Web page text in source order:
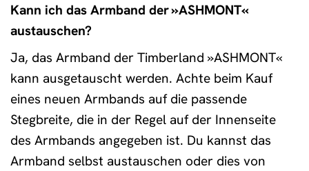
Kann ich das Armband der »ASHMONT«
austauschen?
Ja, das Armband der Timberland »ASHMONT«
kann ausgetauscht werden. Achte beim Kauf
eines neuen Armbands auf die passende
Stegbreite, die in der Regel auf der Innenseite
des Armbands angegeben ist. Du kannst das
Armband selbst austauschen oder dies von